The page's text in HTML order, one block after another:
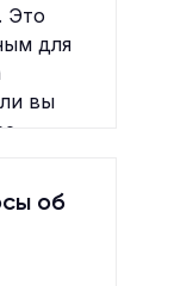
Это
для
вы
об